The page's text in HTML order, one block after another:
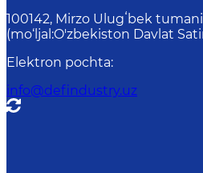
100142, Mirzo Ulugʻbek
(mo‘ljal:O'zbekiston Davlat
Elektron pochta:
info@defindustry.uz